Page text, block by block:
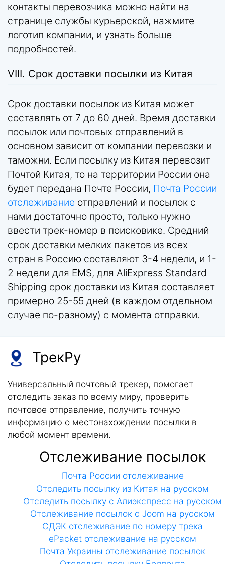
контакты перевозчика можно найти на
странице службы курьерской, нажмите
логотип компании, и узнать больше
подробностей.
VIII. Срок доставки посылки из Китая
Срок доставки посылок из Китая может
составлять от 7 до 60 дней. Время доставки
посылок или почтовых отправлений в
основном зависит от компании перевозки и
таможни. Если посылку из Китая перевозит
Почтой Китая, то на территории России она
будет передана Почте России, Почта России
отслеживание отправлений и посылок с
нами достаточно просто, только нужно
ввести трек-номер в поисковике. Средний
срок доставки мелких пакетов из всех
стран в Россию составляют 3-4 недели, и 1-
2 недели для EMS, для AliExpress Standard
Shipping срок доставки из Китая составляет
примерно 25-55 дней (в каждом отдельном
случае по-разному) с момента отправки.
ТрекРу
Универсальный почтовый трекер, помогает
отследить заказ по всему миру, проверить
почтовое отправление, получить точную
информацию о местонахождении посылки в
любой момент времени.
Отслеживание посылок
Почта России отслеживание
Отследить посылку из Китая на русском
Отследить посылку с Алиэкспресс на русском
Отслеживание посылок с Joom на русском
СДЭК отслеживание по номеру трека
ePacket отслеживание на русском
Почта Украины отслеживание посылок